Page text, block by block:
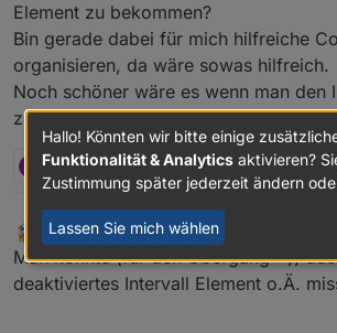
Element zu bekommen?
Bin gerade dabei für mich hilfreiche
organisieren, da wäre sowas hilfreich.
Noch schöner wäre es wenn man den
zusammenfalten kann.
1 Antwort
Offline
padrino MOST ACTIVE schrieb am 26. Juni
zuletzt editiert von
Man könnte (für den Ubergang =))
deaktiviertes Intervall Element o.Ä.
Hallo! Könnten wir bitte einige
Funktionalität & Analytics aktivieren?
Zustimmung später jederzeit ändern
Lassen Sie mich wählen